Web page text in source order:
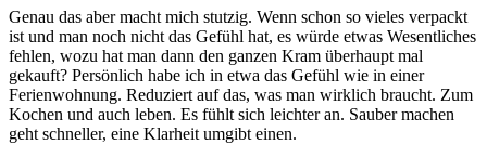
Genau das aber macht mich stutzig. Wenn schon so vieles verpackt
ist und man noch nicht das Gefühl hat, es würde etwas Wesentliches
fehlen, wozu hat man dann den ganzen Kram überhaupt mal
gekauft? Persönlich habe ich in etwa das Gefühl wie in einer
Ferienwohnung. Reduziert auf das, was man wirklich braucht. Zum
Kochen und auch leben. Es fühlt sich leichter an. Sauber machen
geht schneller, eine Klarheit umgibt einen.